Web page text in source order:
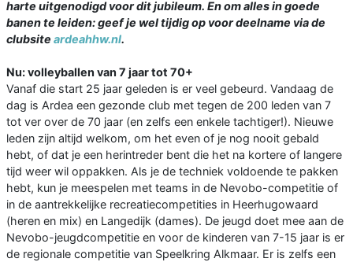
harte uitgenodigd voor dit jubileum. En om alles in goede
banen te leiden: geef je wel tijdig op voor deelname via de
clubsite ardeahhw.nl.
Nu: volleyballen van 7 jaar tot 70+
Vanaf die start 25 jaar geleden is er veel gebeurd. Vandaag de
dag is Ardea een gezonde club met tegen de 200 leden van 7
tot ver over de 70 jaar (en zelfs een enkele tachtiger!). Nieuwe
leden zijn altijd welkom, om het even of je nog nooit gebald
hebt, of dat je een herintreder bent die het na kortere of langere
tijd weer wil oppakken. Als je de techniek voldoende te pakken
hebt, kun je meespelen met teams in de Nevobo-competitie of
in de aantrekkelijke recreatiecompetities in Heerhugowaard
(heren en mix) en Langedijk (dames). De jeugd doet mee aan de
Nevobo-jeugdcompetitie en voor de kinderen van 7-15 jaar is er
de regionale competitie van Speelkring Alkmaar. Er is zelfs een